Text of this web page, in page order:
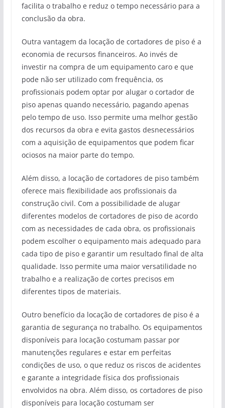
facilita o trabalho e reduz o tempo necessário para a
conclusão da obra.
Outra vantagem da locação de cortadores de piso é a
economia de recursos financeiros. Ao invés de
investir na compra de um equipamento caro e que
pode não ser utilizado com frequência, os
profissionais podem optar por alugar o cortador de
piso apenas quando necessário, pagando apenas
pelo tempo de uso. Isso permite uma melhor gestão
dos recursos da obra e evita gastos desnecessários
com a aquisição de equipamentos que podem ficar
ociosos na maior parte do tempo.
Além disso, a locação de cortadores de piso também
oferece mais flexibilidade aos profissionais da
construção civil. Com a possibilidade de alugar
diferentes modelos de cortadores de piso de acordo
com as necessidades de cada obra, os profissionais
podem escolher o equipamento mais adequado para
cada tipo de piso e garantir um resultado final de alta
qualidade. Isso permite uma maior versatilidade no
trabalho e a realização de cortes precisos em
diferentes tipos de materiais.
Outro benefício da locação de cortadores de piso é a
garantia de segurança no trabalho. Os equipamentos
disponíveis para locação costumam passar por
manutenções regulares e estar em perfeitas
condições de uso, o que reduz os riscos de acidentes
e garante a integridade física dos profissionais
envolvidos na obra. Além disso, os cortadores de piso
disponíveis para locação costumam ser